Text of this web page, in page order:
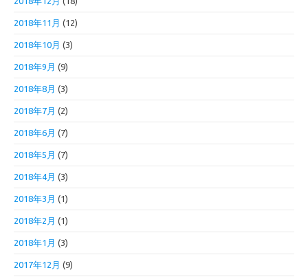
2018年11月 (12)
2018年10月 (3)
2018年9月 (9)
2018年8月 (3)
2018年7月 (2)
2018年6月 (7)
2018年5月 (7)
2018年4月 (3)
2018年3月 (1)
2018年2月 (1)
2018年1月 (3)
2017年12月 (9)